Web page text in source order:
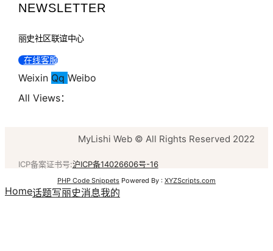
NEWSLETTER
丽史社区联谊中心
在线客服
Weixin Qq Weibo
All Views：
MyLishi Web © All Rights Reserved 2022
ICP备案证书号:沪ICP备14026606号-16
PHP Code Snippets Powered By : XYZScripts.com
Home话题写丽史消息我的